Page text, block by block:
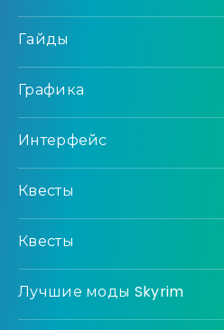
Гайды
Графика
Интерфейс
Квесты
Квесты
Лучшие моды Skyrim